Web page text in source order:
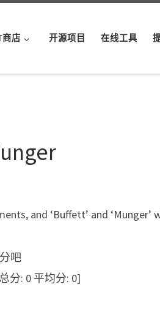
商店 开源项目 在线工具
and ‘Buffett’ and ‘Munger’
吧
分: 0 平均分: 0]